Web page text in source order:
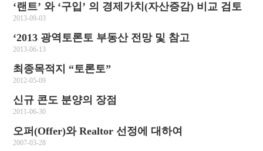
‘랜트’ 와 ‘구입’ 의 경제가치(자산증감) 비교 검토
2013-09-03
‘2013 광역토론토 부동산 전망 및 참고
2013-06-13
최종목적지 “토론토”
2012-05-09
신규 콘도 분양의 장점
2011-06-30
오퍼(Offer)와 Realtor 선정에 대하여
2007-03-28